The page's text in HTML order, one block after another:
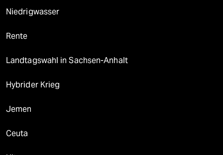
Niedrigwasser
Rente
Landtagswahl in Sachsen-Anhalt
Hybrider Krieg
Jemen
Ceuta